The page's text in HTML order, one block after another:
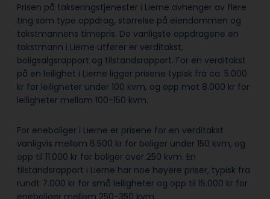
Prisen på takseringstjenester i Lierne avhenger av flere
ting som type oppdrag, størrelse på eiendommen og
takstmannens timepris. De vanligste oppdragene en
takstmann i Lierne utfører er verditakst,
boligsalgsrapport og tilstandsrapport. For en verditakst
på en leilighet i Lierne ligger prisene typisk fra ca. 5.000
kr for leiligheter under 100 kvm, og opp mot 8.000 kr for
leiligheter mellom 100-150 kvm.
For eneboliger i Lierne er prisene for en verditakst
vanligvis mellom 6.500 kr for boliger under 150 kvm, og
opp til 11.000 kr for boliger over 250 kvm. En
tilstandsrapport i Lierne har noe høyere priser, typisk fra
rundt 7.000 kr for små leiligheter og opp til 15.000 kr for
eneboliger mellom 250-350 kvm.